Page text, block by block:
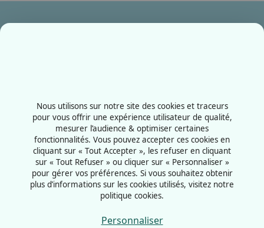
Rue de la Grange aux bois
57070 - Metz
France
Nous utilisons sur notre site des cookies et traceurs
pour vous offrir une expérience utilisateur de qualité,
mesurer l’audience & optimiser certaines
fonctionnalités. Vous pouvez accepter ces cookies en
cliquant sur « Tout Accepter », les refuser en cliquant
sur « Tout Refuser » ou cliquer sur « Personnaliser »
pour gérer vos préférences. Si vous souhaitez obtenir
plus d’informations sur les cookies utilisés, visitez notre
politique cookies.
Personnaliser